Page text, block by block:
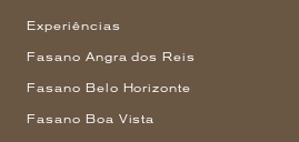
Experiências
Fasano Angra dos Reis
Fasano Belo Horizonte
Fasano Boa Vista